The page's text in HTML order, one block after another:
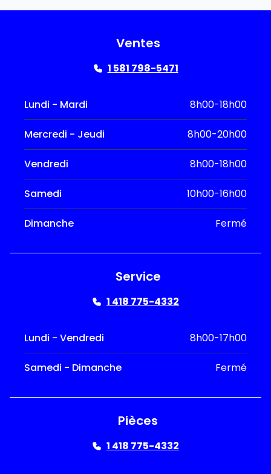
Ventes
1 581 798-5471
Lundi - Mardi 8h00-18h00
Mercredi - Jeudi 8h00-20h00
Vendredi 8h00-18h00
Samedi 10h00-16h00
Dimanche Fermé
Service
1 418 775-4332
Lundi - Vendredi 8h00-17h00
Samedi - Dimanche Fermé
Pièces
1 418 775-4332